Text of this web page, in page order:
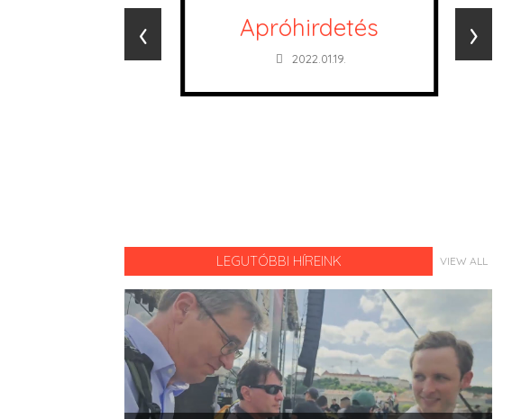
Apróhirdetés
2022.01.19.
‹ ›
LEGUTÓBBI HÍREINK VIEW ALL